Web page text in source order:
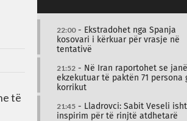
të
22:00- Ekstradohet nga Spanja
kosovari i kërkuar për vrasje në
tentativë
21:52 - Në Iran raportohet se janë
ekzekutuar të paktën 71 persona
korrikut
21:45 - Lladrovci: Sabit Veseli
inspirim për të rinjtë atdhetarë